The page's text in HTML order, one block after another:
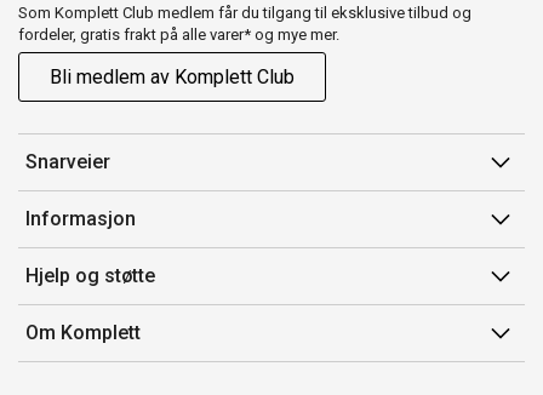
Som Komplett Club medlem får du tilgang til eksklusive tilbud og
fordeler, gratis frakt på alle varer* og mye mer.
Bli medlem av Komplett Club
Snarveier
Min side
Ordreoversikt
Flex
Komplett Club
Informasjon
Salgsbetingelser
Medlemsvilkår for Komplett Club
Merker/produsent
Hjelp og støtte
Kontakt oss
Kundeservice
Om Komplett